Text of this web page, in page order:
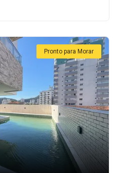
Pronto para Morar